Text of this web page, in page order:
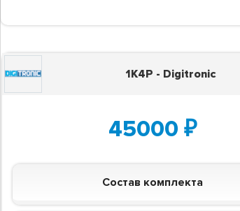
1K4P - Digitronic
45000 ₽
Состав комплекта